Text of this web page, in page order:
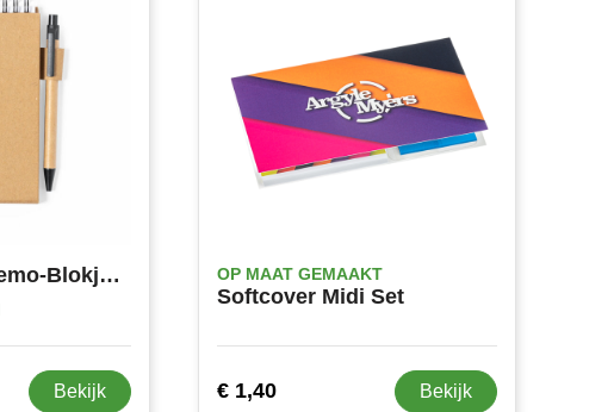
Houder Plakmemo-Blokje Phesux
Bekijk
OP MAAT GEMAAKT
Softcover Midi Set
€ 1,40 Bekijk